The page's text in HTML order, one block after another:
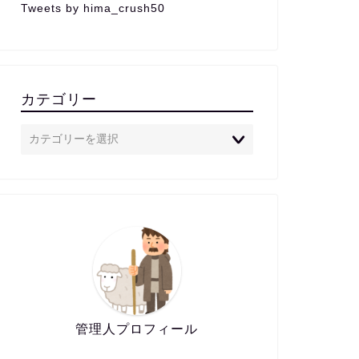
Tweets by hima_crush50
カテゴリー
管理人プロフィール